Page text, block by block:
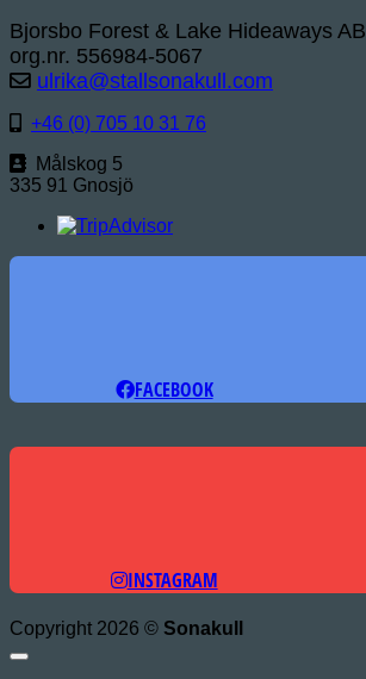
Bjorsbo Forest & Lake Hideaways AB
org.nr. 556984-5067
ulrika@stallsonakull.com
+46 (0) 705 10 31 76
Målskog 5
335 91 Gnosjö
FACEBOOK
INSTAGRAM
Copyright 2026 © Sonakull